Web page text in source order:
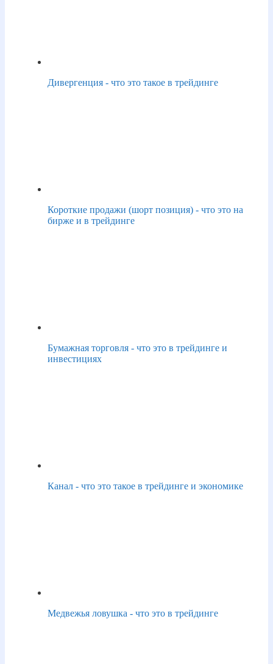
Дивергенция - что это такое в трейдинге
Короткие продажи (шорт позиция) - что это на
бирже и в трейдинге
Бумажная торговля - что это в трейдинге и
инвестициях
Канал - что это такое в трейдинге и экономике
Медвежья ловушка - что это в трейдинге